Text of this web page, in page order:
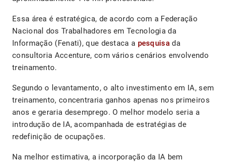
Essa área é estratégica, de acordo com a Federação
Nacional dos Trabalhadores em Tecnologia da
Informação (Fenati), que destaca a pesquisada
consultoria Accenture, com vários cenários envolvendo
treinamento.
Segundo o levantamento, o alto investimento em IA, sem
treinamento, concentraria ganhos apenas nos primeiros
anos e geraria desemprego. O melhor modelo seria a
introdução de IA, acompanhada de estratégias de
redefinição de ocupações.
Na melhor estimativa, a incorporação da IA bem